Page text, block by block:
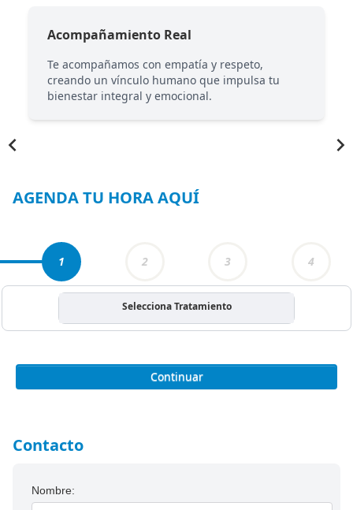
Acompañamiento Real
Te acompañamos con empatía y respeto,
creando un vínculo humano que impulsa tu
bienestar integral y emocional.
AGENDA TU HORA AQUÍ
1 2 3 4
Selecciona Tratamiento
Continuar
Contacto
Nombre: